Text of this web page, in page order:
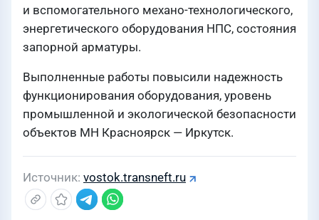
и вспомогательного механо-технологического,
энергетического оборудования НПС, состояния
запорной арматуры.
Выполненные работы повысили надежность
функционирования оборудования, уровень
промышленной и экологической безопасности
объектов МН Красноярск — Иркутск.
Источник vostok.transneft.ru